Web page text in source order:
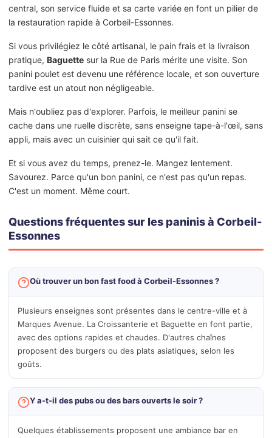
central, son service fluide et sa carte variée en font un pilier de
la restauration rapide à Corbeil-Essonnes.
Si vous privilégiez le côté artisanal, le pain frais et la livraison
pratique, Baguette sur la Rue de Paris mérite une visite. Son
panini poulet est devenu une référence locale, et son ouverture
tardive est un atout non négligeable.
Mais n'oubliez pas d'explorer. Parfois, le meilleur panini se
cache dans une ruelle discrète, sans enseigne tape-à-l'œil, sans
appli, mais avec un cuisinier qui sait ce qu'il fait.
Et si vous avez du temps, prenez-le. Mangez lentement.
Savourez. Parce qu'un bon panini, ce n'est pas qu'un repas.
C'est un moment. Même court.
Questions fréquentes sur les paninis à Corbeil-
Essonnes
Où trouver un bon fast food à Corbeil-Essonnes ?
Plusieurs enseignes sont présentes dans le centre-ville et à
Marques Avenue. La Croissanterie et Baguette en font partie,
avec des options rapides et chaudes. D'autres chaînes
proposent des burgers ou des plats asiatiques, selon les
goûts.
Y a-t-il des pubs ou des bars ouverts le soir ?
Quelques établissements proposent une ambiance bar en